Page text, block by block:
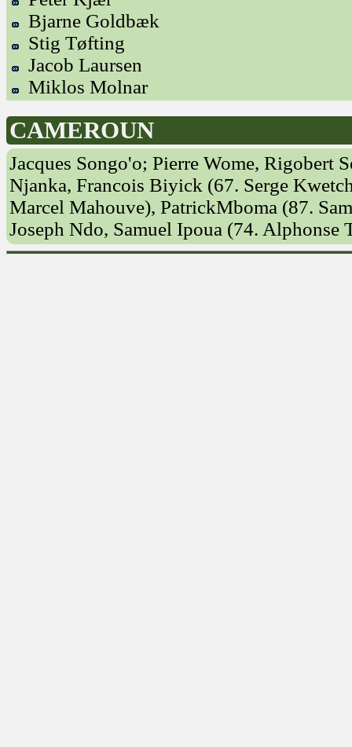
Bjarne Goldbæk
Stig Tøfting
Jacob Laursen
Miklos Molnar
CAMEROUN
Jacques Songo'o; Pierre Wome, Rigobert
Njanka, Francois Biyick (67. Serge
Marcel Mahouve), PatrickMboma (87.
Joseph Ndo, Samuel Ipoua (74. Alphonse